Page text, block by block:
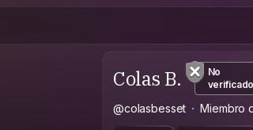
Colas B.
No
verificado
@colasbesset Miembro